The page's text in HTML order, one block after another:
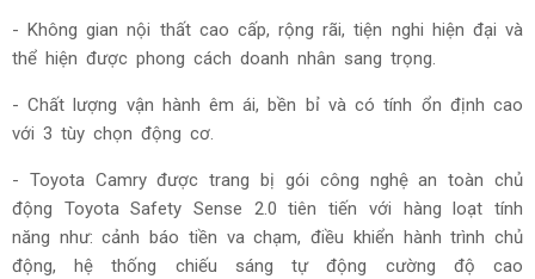
- Không gian nội thất cao cấp, rộng rãi, tiện nghi hiện đại và
thể hiện được phong cách doanh nhân sang trọng.
- Chất lượng vận hành êm ái, bền bỉ và có tính ổn định cao
với 3 tùy chọn động cơ.
- Toyota Camry được trang bị gói công nghệ an toàn chủ
động Toyota Safety Sense 2.0 tiên tiến với hàng loạt tính
năng như: cảnh báo tiền va chạm, điều khiển hành trình chủ
động, hệ thống chiếu sáng tự động cường độ cao